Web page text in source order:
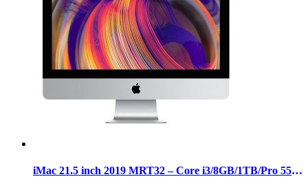
iMac 21.5 inch 2019 MRT32 – Core i3/8GB/1TB/Pro 555X